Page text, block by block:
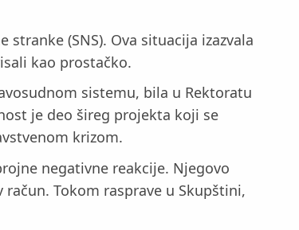
(SNS). Ova situacija izazvala
kao prostačko.
sistemu, bila u Rektoratu
je deo šireg projekta koji se
krizom.
negativne reakcije. Njegovo
Tokom rasprave u Skupštini,